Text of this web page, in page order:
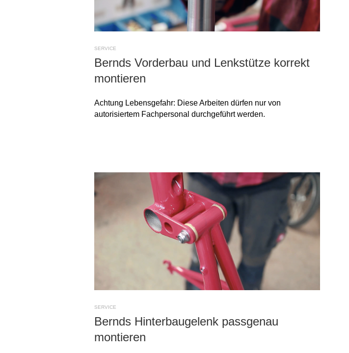
SERVICE
Bernds Vorderbau und Lenkstütze korrekt
montieren
Achtung Lebensgefahr: Diese Arbeiten dürfen nur von
autorisiertem Fachpersonal durchgeführt werden.
SERVICE
Bernds Hinterbaugelenk passgenau
montieren